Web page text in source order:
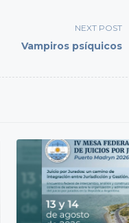
NEXT POST
Vampiros psíquicos